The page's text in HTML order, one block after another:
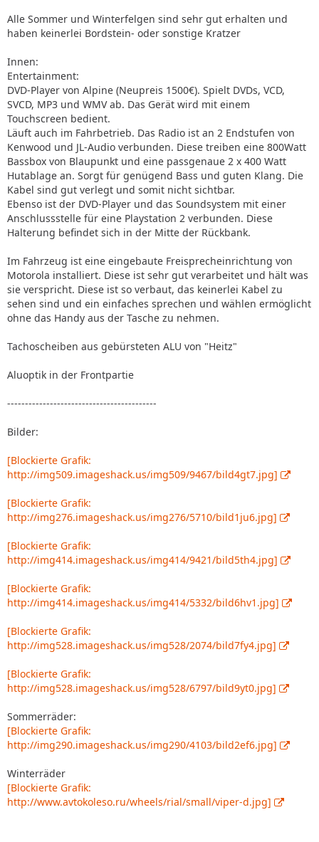
Alle Sommer und Winterfelgen sind sehr gut erhalten und
haben keinerlei Bordstein- oder sonstige Kratzer
Innen:
Entertainment:
DVD-Player von Alpine (Neupreis 1500€). Spielt DVDs, VCD,
SVCD, MP3 und WMV ab. Das Gerät wird mit einem
Touchscreen bedient.
Läuft auch im Fahrbetrieb. Das Radio ist an 2 Endstufen von
Kenwood und JL-Audio verbunden. Diese treiben eine 800Watt
Bassbox von Blaupunkt und eine passgenaue 2 x 400 Watt
Hutablage an. Sorgt für genügend Bass und guten Klang. Die
Kabel sind gut verlegt und somit nicht sichtbar.
Ebenso ist der DVD-Player und das Soundsystem mit einer
Anschlussstelle für eine Playstation 2 verbunden. Diese
Halterung befindet sich in der Mitte der Rückbank.
Im Fahrzeug ist eine eingebaute Freisprecheinrichtung von
Motorola installiert. Diese ist sehr gut verarbeitet und hält was
sie verspricht. Diese ist so verbaut, das keinerlei Kabel zu
sehen sind und ein einfaches sprechen und wählen ermöglicht
ohne das Handy aus der Tasche zu nehmen.
Tachoscheiben aus gebürsteten ALU von "Heitz"
Aluoptik in der Frontpartie
------------------------------------------
Bilder:
[Blockierte Grafik:
http://img509.imageshack.us/img509/9467/bild4gt7.jpg]
[Blockierte Grafik:
http://img276.imageshack.us/img276/5710/bild1ju6.jpg]
[Blockierte Grafik:
http://img414.imageshack.us/img414/9421/bild5th4.jpg]
[Blockierte Grafik:
http://img414.imageshack.us/img414/5332/bild6hv1.jpg]
[Blockierte Grafik:
http://img528.imageshack.us/img528/2074/bild7fy4.jpg]
[Blockierte Grafik:
http://img528.imageshack.us/img528/6797/bild9yt0.jpg]
Sommerräder:
[Blockierte Grafik:
http://img290.imageshack.us/img290/4103/bild2ef6.jpg]
Winterräder
[Blockierte Grafik:
http://www.avtokoleso.ru/wheels/rial/small/viper-d.jpg]